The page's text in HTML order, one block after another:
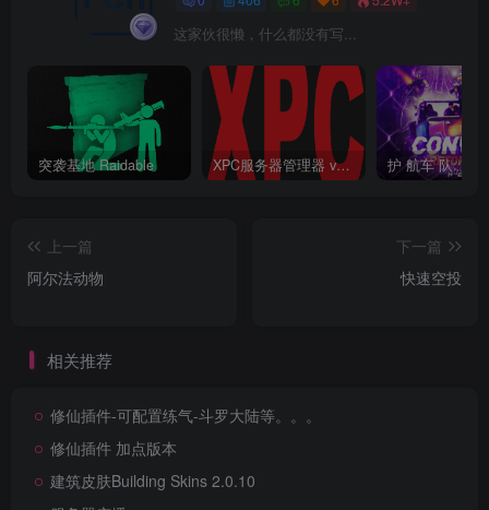
这家伙很懒，什么都没有写...
突袭基地 Raidable XPC服务器管理器 v3.6.6.6 终结版 Rust 一键开服工具 护 航车 队
上一篇
阿尔法动物
下一篇
快速空投
相关推荐
修仙插件-可配置练气-斗罗大陆等。。。
修仙插件 加点版本
建筑皮肤Building Skins 2.0.10